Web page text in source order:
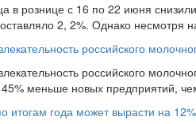
в рознице с 16 по 22 июня
2, 2%. Однако несмотря
российского
российского
45% меньше новых предприятий,
итогам года может вырасти на 12%